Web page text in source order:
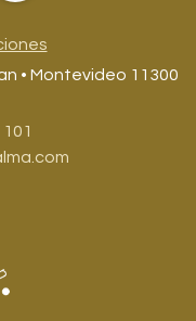
• Montevideo 11300